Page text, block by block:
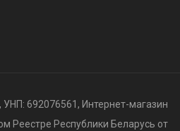
692076561, Интернет-магазин
Реестре Республики Беларусь от